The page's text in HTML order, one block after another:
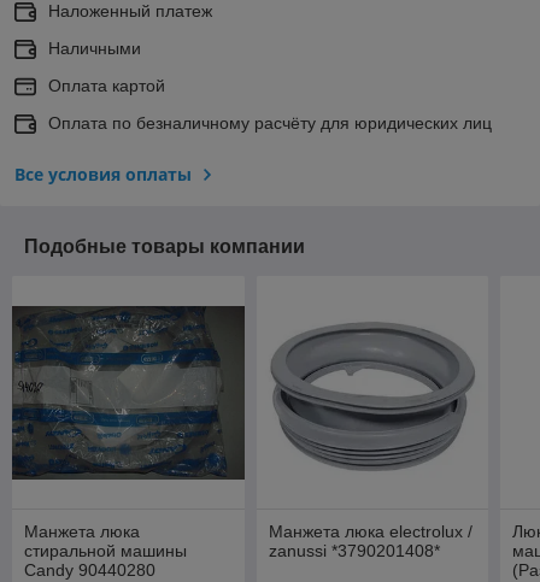
Наложенный платеж
Наличными
Оплата картой
Оплата по безналичному расчёту для юридических лиц
Все условия оплаты
Подобные товары компании
Манжета люка
стиральной машины
Candy 90440280
Манжета люка electrolux /
zanussi *3790201408*